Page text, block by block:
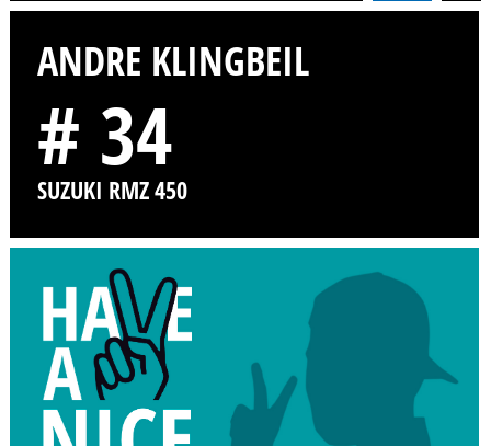
ANDRE KLINGBEIL
# 34
SUZUKI RMZ 450